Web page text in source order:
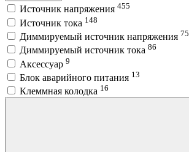
Источник напряжения 455
Источник тока 148
Диммируемый источник напряжения 75
Диммируемый источник тока 86
Аксессуар 9
Блок аварийного питания 13
Клеммная колодка 16